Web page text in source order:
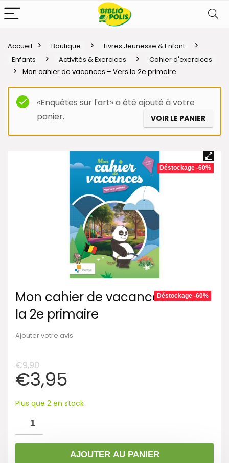
Accueil Boutique
Livres Jeunesse & Enfant
Enfants
Activités & Exercices
Cahier d'exercices
Mon cahier de vacances – Vers la 2e primaire
«Enquêtes sur l'art» a été ajouté à votre
panier.
VOIR LE PANIER
Déstockage -60%
Mon cahier de vacances – Vers
la 2e primaire
Ajouter votre avis
€9,90
€3,95
Déstockage -60%
Plus que 2 en stock
AJOUTER AU PANIER